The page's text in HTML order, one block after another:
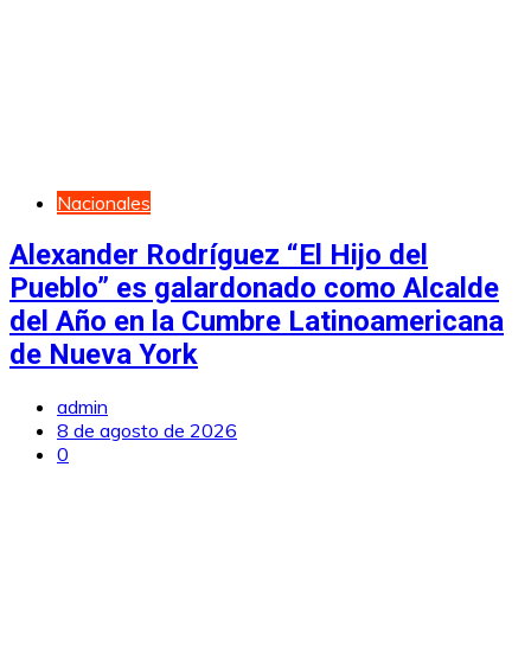
Nacionales
Alexander Rodríguez “El Hijo del
Pueblo” es galardonado como Alcalde
del Año en la Cumbre Latinoamericana
de Nueva York
admin
8 de agosto de 2026
0